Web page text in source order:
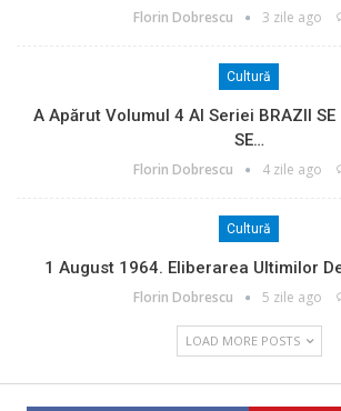
Florin Dobrescu 3 zile ago
Cultură
A Apărut Volumul 4 Al Seriei BRAZII SE
SE…
Florin Dobrescu 4 zile ago
Cultură
1 August 1964. Eliberarea Ultimilor
Florin Dobrescu 5 zile ago
LOAD MORE POSTS